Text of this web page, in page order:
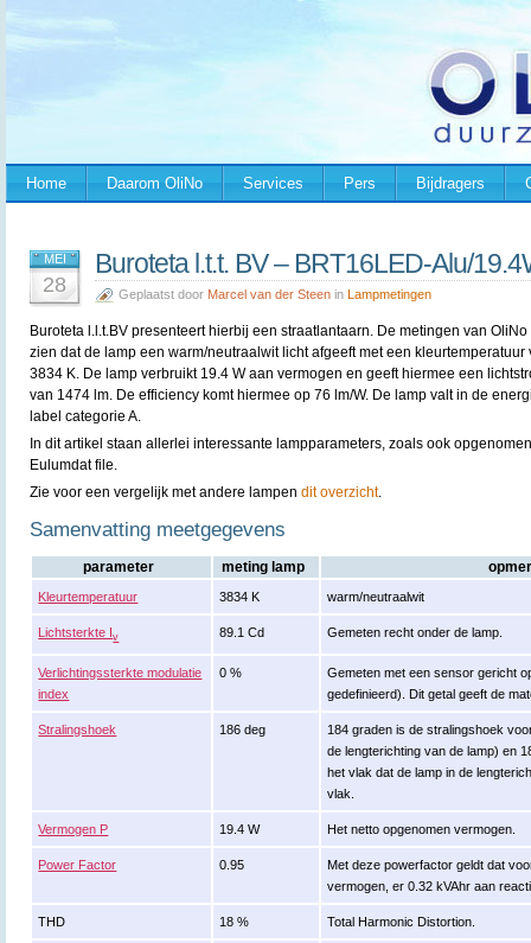
Home Daarom OliNo Services Pers Bijdragers
MEI
28
Buroteta l.t.t. BV – BRT16LED-Alu/
Geplaatst door Marcel van der Steen in Lampmetingen
Buroteta l.l.t.BV presenteert hierbij een straatlantaarn. De metingen van OliNo
zien dat de lamp een warm/neutraalwit licht afgeeft met een kleurtemperatuur
3834 K. De lamp verbruikt 19.4 W aan vermogen en geeft hiermee een
van 1474 lm. De efficiency komt hiermee op 76 lm/W. De lamp valt in de
label categorie A.
In dit artikel staan allerlei interessante lampparameters, zoals ook
Eulumdat file.
Zie voor een vergelijk met andere lampen dit overzicht.
Samenvatting meetgegevens
parameter meting lamp
Kleurtemperatuur 3834 K warm/neutraalwit
Lichtsterkte Iv 89.1 Cd Gemeten recht onder de lamp.
Verlichtingssterkte modulatie
index
0 %
Gemeten met een sensor gericht
gedefinieerd). Dit getal geeft de
Stralingshoek 186 deg
184 graden is de stralingshoek
de lengterichting van de lamp) en
het vlak dat de lamp in de
vlak.
Vermogen P 19.4 W Het netto opgenomen vermogen.
Power Factor 0.95
Met deze powerfactor geldt dat
vermogen, er 0.32 kVAhr aan
THD 18 % Total Harmonic Distortion.